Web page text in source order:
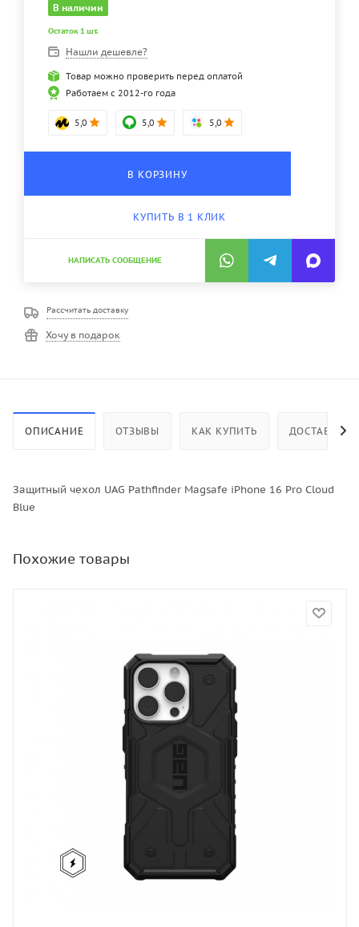
В наличии
Остаток 1 шт.
Нашли дешевле?
Товар можно проверить перед оплатой
Работаем с 2012-го года
5,0 5,0 5,0
В КОРЗИНУ
КУПИТЬ В 1 КЛИК
НАПИСАТЬ СООБЩЕНИЕ
Рассчитать доставку
Хочу в подарок
ОПИСАНИЕ ОТЗЫВЫ КАК КУПИТЬ ДОСТАВКА
Защитный чехол UAG Pathfinder Magsafe iPhone 16 Pro Cloud
Blue
Похожие товары